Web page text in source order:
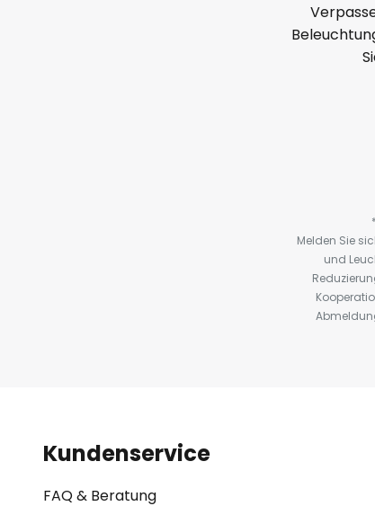
Melden Sie
und
Kundenservice
FAQ & Beratung